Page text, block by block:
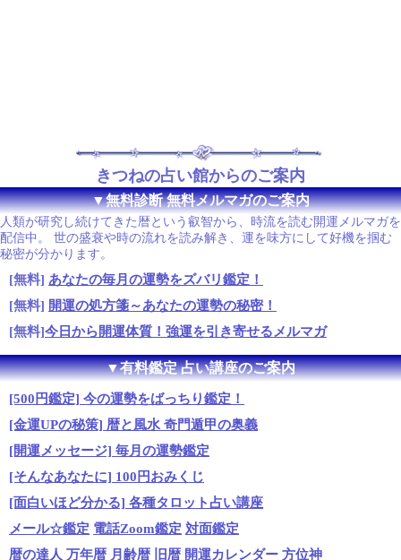
きつねの占い館からのご案内
▼無料診断 無料メルマガのご案内
人類が研究し続けてきた暦という叡智から、時流を読む開運メルマガを
配信中。 世の盛衰や時の流れを読み解き、運を味方にして好機を掴む
秘密が分かります。
[無料] あなたの毎月の運勢をズバリ鑑定！
[無料] 開運の処方箋～あなたの運勢の秘密！
[無料]今日から開運体質！強運を引き寄せるメルマガ
▼有料鑑定 占い講座のご案内
[500円鑑定] 今の運勢をばっちり鑑定！
[金運UPの秘策] 暦と風水 奇門遁甲の奥義
[開運メッセージ] 毎月の運勢鑑定
[そんなあなたに] 100円おみくじ
[面白いほど分かる] 各種タロット占い講座
メール☆鑑定 電話Zoom鑑定 対面鑑定
暦の達人 万年暦 月齢暦 旧暦 開運カレンダー 方位神